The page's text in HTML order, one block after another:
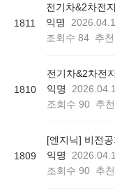
1811
전기차&2차전
익명
조회수 84 추
1810
전기차&2차전
익명
조회수 90 추
1809
익명
조회수 90 추